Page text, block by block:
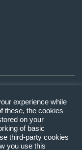
experience while
these, the cookies
on your
of basic
third-party cookies
you use this